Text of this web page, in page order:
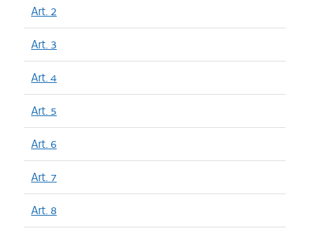
Art. 2
Art. 3
Art. 4
Art. 5
Art. 6
Art. 7
Art. 8